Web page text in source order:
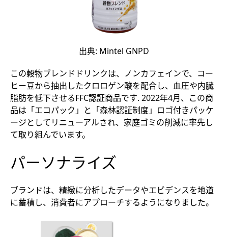
出典: Mintel GNPD
この穀物ブレンドドリンクは、ノンカフェインで、コー
ヒー豆から抽出したクロロゲン酸を配合し、血圧や内臓
脂肪を低下させるFFC認証商品です. 2022年4月、この商
品は「エコパック」と「森林認証制度」ロゴ付きパッケ
ージとしてリニューアルされ、家庭ゴミの削減に率先し
て取り組んでいます。
パーソナライズ
ブランドは、精緻に分析したデータやエビデンスを地道
に蓄積し、消費者にアプローチするようになりました。